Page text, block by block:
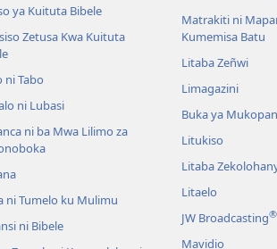
ya Kuituta Bibele
Zetusa Kwa Kuituta
ni Tabo
ni Lubasi
ni ba Mwa Lilimo za
ni Tumelo ku Mulimu
ni Bibele
Matrakiti ni
Kumemisa Batu
Litaba Zeñwi
Limagazini
Buka ya
Litukiso
Litaba
Litaelo
JW Broadcasting®
Mavidio